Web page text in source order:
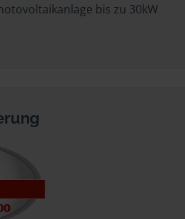
bis zu 30kW